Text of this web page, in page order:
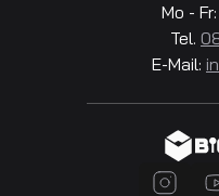
Mo -
Tel.
E-Mail: